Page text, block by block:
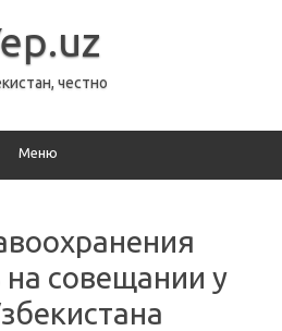
честно
Меню
совещании у